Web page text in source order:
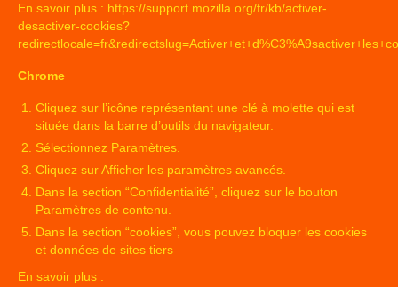
En savoir plus : https://support.mozilla.org/fr/kb/activer-
desactiver-cookies?
Chrome
Cliquez sur l’icône représentant une clé à molette qui est
située dans la barre d’outils du navigateur.
Sélectionnez Paramètres.
Cliquez sur Afficher les paramètres avancés.
Dans la section “Confidentialité”, cliquez sur le bouton
Paramètres de contenu.
Dans la section “cookies”, vous pouvez bloquer les cookies
et données de sites tiers
En savoir plus :